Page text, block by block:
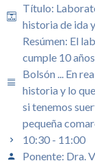
Título:
historia de ida
Resúmen: El
cumple 10
Bolsón ... En
historia y lo
si tenemos
pequeña
10:30 - 11:00
Ponente: Dra.